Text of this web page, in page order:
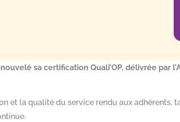
sa certification Quali’OP, délivrée par
et la qualité du service rendu aux adhérents,